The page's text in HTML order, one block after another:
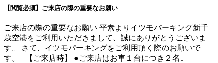
【閲覧必須】ご来店の際の重要なお願い
ご来店の際の重要なお願い 平素よりイツモパーキング新千
歳空港をご利用いただきまして、誠にありがとうございま
す。 さて、イツモパーキングをご利用頂く際のお願いで
す。 【ご来店時】 ●ご来店はお車１台につき２名..